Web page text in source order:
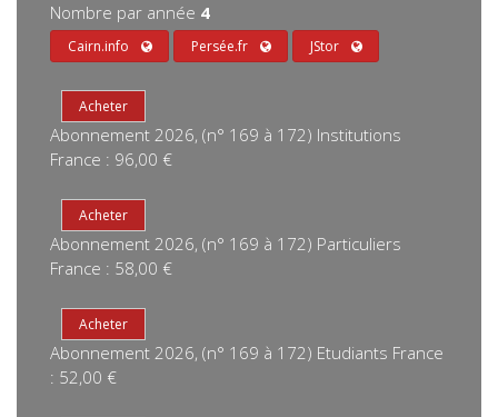
Nombre par année 4
Cairn.info Persée.fr JStor
Abonnement 2026, (n° 169 à 172) Institutions
France : 96,00 €
Abonnement 2026, (n° 169 à 172) Particuliers
France : 58,00 €
Abonnement 2026, (n° 169 à 172) Etudiants France
: 52,00 €